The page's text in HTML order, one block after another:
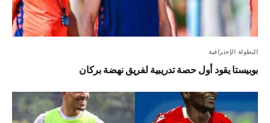
البطولة الإحترافية
بوبيستا يقود أول حصة تدريبية لفريق نهضة بركان